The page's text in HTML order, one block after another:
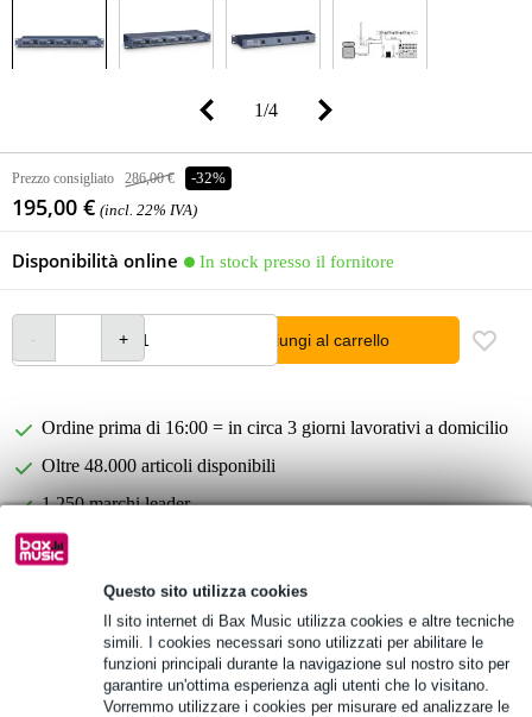
Questo sito utilizza cookies
Il sito internet di Bax Music utilizza cookies e altre tecniche
simili. I cookies necessari sono utilizzati per abilitare le
funzioni principali durante la navigazione sul nostro sito per
garantire un'ottima esperienza agli utenti che lo visitano.
Vorremmo utilizzare i cookies per misurare ed analizzare le
1/4
Prezzo consigliato 286,00 € -32%
195,00 € (incl. 22% IVA)
Disponibilità online In stock presso il fornitore
Aggiungi al carrello
Ordine prima di 16:00 = in circa 3 giorni lavorativi a domicilio
Oltre 48.000 articoli disponibili
1.250 marchi leader
Scegli adesso i 2 anni di garanzia aggiuntiva e molti altri
vantaggi!
9,75 € di premio
Informazioni sul prodotto